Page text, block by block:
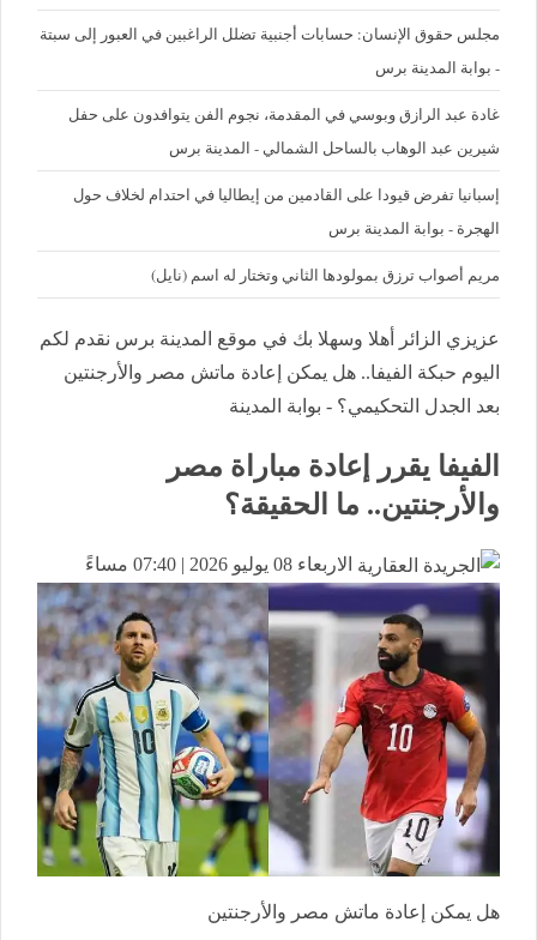
مجلس حقوق الإنسان: حسابات أجنبية تضلل الراغبين في العبور إلى سبتة
- بوابة المدينة برس
غادة عبد الرازق وبوسي في المقدمة، نجوم الفن يتوافدون على حفل
شيرين عبد الوهاب بالساحل الشمالي - المدينة برس
إسبانيا تفرض قيودا على القادمين من إيطاليا في احتدام لخلاف حول
الهجرة - بوابة المدينة برس
مريم أصواب ترزق بمولودها الثاني وتختار له اسم (نايل)
عزيزي الزائر أهلا وسهلا بك في موقع المدينة برس نقدم لكم
اليوم حبكة الفيفا.. هل يمكن إعادة ماتش مصر والأرجنتين
بعد الجدل التحكيمي؟ - بوابة المدينة
الفيفا يقرر إعادة مباراة مصر
والأرجنتين.. ما الحقيقة؟
الاربعاء 08 يوليو 2026 | 07:40 مساءً
هل يمكن إعادة ماتش مصر والأرجنتين